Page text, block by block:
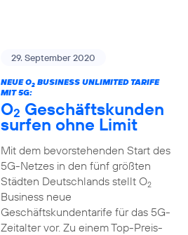
29. September 2020
NEUE O2BUSINESS UNLIMITED TARIFE
MIT 5G:
O2 Geschäftskunden
surfen ohne Limit
Mit dem bevorstehenden Start des
5G-Netzes in den fünf größten
Städten Deutschlands stellt O2
Business neue
Geschäftskundentarife für das 5G-
Zeitalter vor. Zu einem Top-Preis-